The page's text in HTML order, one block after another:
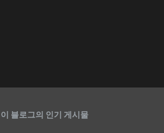
이 블로그의 인기 게시물